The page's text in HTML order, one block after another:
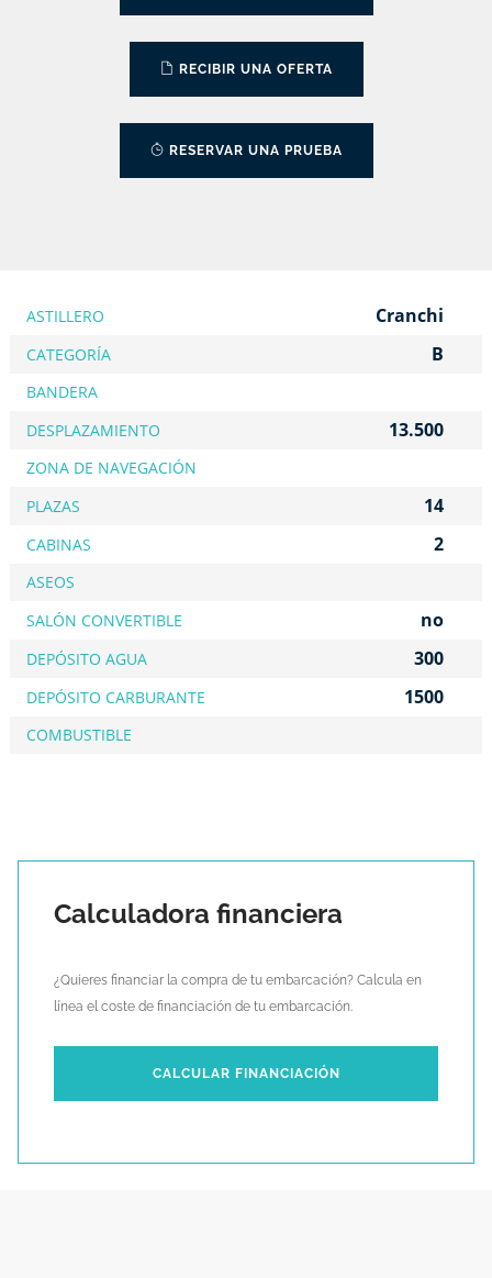
RECIBIR UNA OFERTA
RESERVAR UNA PRUEBA
ASTILLERO Cranchi
CATEGORÍA B
BANDERA
DESPLAZAMIENTO
13.500
ZONA DE NAVEGACIÓN
PLAZAS
14
CABINAS 2
ASEOS
SALÓN CONVERTIBLE
no
DEPÓSITO AGUA 300
DEPÓSITO CARBURANTE 1500
COMBUSTIBLE
Calculadora financiera
¿Quieres financiar la compra de tu embarcación? Calcula en
línea el coste de financiación de tu embarcación.
CALCULAR FINANCIACIÓN